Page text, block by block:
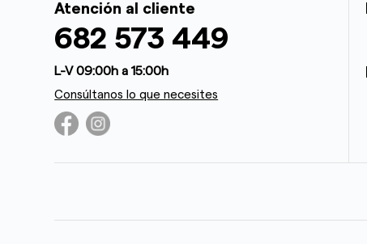
Atención al cliente
682 573 449
L-V 09:00h a 15:00h
Consúltanos lo que necesites